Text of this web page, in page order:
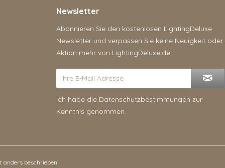
Newsletter
Abonnieren Sie den kostenlosen LightingDeluxe
Newsletter und verpassen Sie keine Neuigkeit oder
Aktion mehr von LightingDeluxe.de.
Ich habe die Datenschutzbestimmungen zur
Kenntnis genommen.
anders beschrieben